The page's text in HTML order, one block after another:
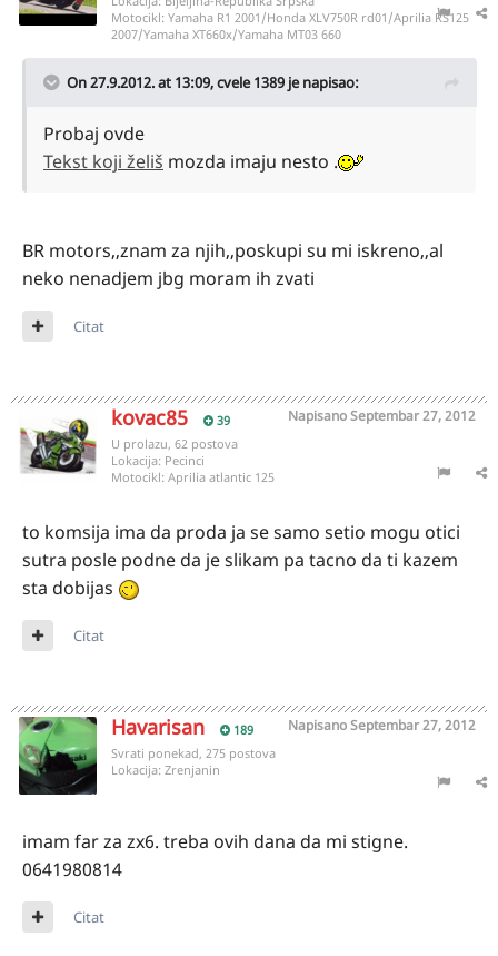
Motocikl: Yamaha R1 2001/Honda XLV750R rd01/Aprilia RS125
2007/Yamaha XT660x/Yamaha MT03 660
On 27.9.2012. at 13:09, cvele 1389 je napisao:
Probaj ovde
Tekst koji želiš mozda imaju nesto .
BR motors,,znam za njih,,poskupi su mi iskreno,,al
neko nenadjem jbg moram ih zvati
Citat
kovac85 39 NapisanoSeptembar 27, 2012
U prolazu, 62 postova
Lokacija: Pecinci
Motocikl: Aprilia atlantic 125
to komsija ima da proda ja se samo setio mogu otici
sutra posle podne da je slikam pa tacno da ti kazem
sta dobijas
Citat
Havarisan 189 NapisanoSeptembar 27, 2012
Svrati ponekad, 275 postova
Lokacija: Zrenjanin
imam far za zx6. treba ovih dana da mi stigne.
0641980814
Citat